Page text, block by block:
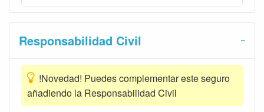
Responsabilidad Civil
!Novedad! Puedes complementar este seguro
añadiendo la Responsabilidad Civil